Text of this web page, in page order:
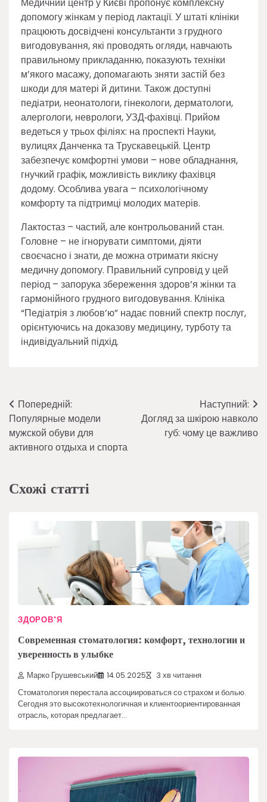
Медичний центр у Києві пропонує комплексну
допомогу жінкам у період лактації. У штаті клініки
працюють досвідчені консультанти з грудного
вигодовування, які проводять огляди, навчають
правильному прикладанню, показують техніки
м’якого масажу, допомагають зняти застій без
шкоди для матері й дитини. Також доступні
педіатри, неонатологи, гінекологи, дерматологи,
алергологи, неврологи, УЗД‑фахівці. Прийом
ведеться у трьох філіях: на проспекті Науки,
вулицях Данченка та Трускавецькій. Центр
забезпечує комфортні умови – нове обладнання,
гнучкий графік, можливість виклику фахівця
додому. Особлива увага – психологічному
комфорту та підтримці молодих матерів.
Лактостаз – частий, але контрольований стан.
Головне – не ігнорувати симптоми, діяти
своєчасно і знати, де можна отримати якісну
медичну допомогу. Правильний супровід у цей
період – запорука збереження здоров’я жінки та
гармонійного грудного вигодовування. Клініка
“Педіатрія з любов’ю” надає повний спектр послуг,
орієнтуючись на доказову медицину, турботу та
індивідуальний підхід.
Навігація
записів
Попередній:
Популярные модели
мужской обуви для
активного отдыха и спорта
Наступний:
Догляд за шкірою навколо
губ: чому це важливо
Схожі статті
ЗДОРОВ'Я
Современная стоматология: комфорт, технологии и
уверенность в улыбке
Марко Грушевський 14.05.2025 3 хв читання
Стоматология перестала ассоциироваться со страхом и болью.
Сегодня это высокотехнологичная и клиентоориентированная
отрасль, которая предлагает…